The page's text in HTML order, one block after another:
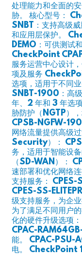
处理能力和全面的
胁。 核心型号：
SNBT：支持高级
和应用层保护。
DEMO：可供测试
CheckPoint
服务运营中心设计
项及服务
选项，适用于不同
SNBT-1900：高级
年、2 年和 3 年选
胁防护（NGTP），
CPSB-NGFW-
网络流量提供高级
Security）：
务，适用于智能设
（SD-WAN）：
速部署和优化网络
支持服务：
CPES-SS-
级支持服务，为企
为了满足不同用户
化的硬件升级选项
CPAC-
能。 CPAC-PSU-
电。 CheckPoint